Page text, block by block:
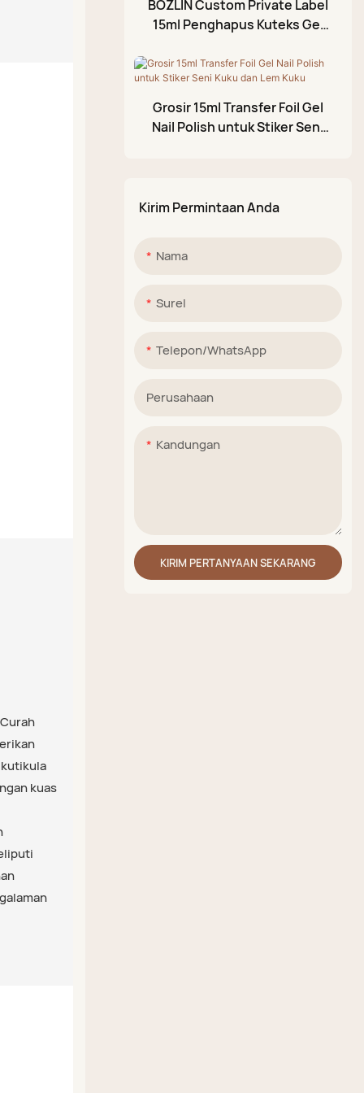
kuas
Cat Kuku Gel Retak
Pena Cat Akrilik
Palet Lumpur Berkilau
BOZLIN Custom Private Label
15ml Penghapus Kuteks Gel
Grosir 15ml Transfer Foil Gel
Nail Polish untuk Stiker Seni
Kirim Permintaan Anda
Nama
Surel
Telepon/WhatsApp
Perusahaan
Kandungan
KIRIM PERTANYAAN SEKARANG